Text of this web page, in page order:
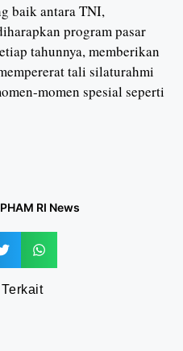
baik antara TNI,
program pasar
tahunnya, memberikan
tali silaturahmi
momen spesial seperti
RI News